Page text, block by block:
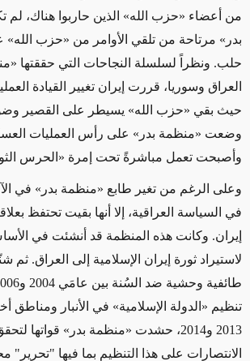
من أعضاء «حزب الله» الذين حاربوا هناك،
بدر» مرتاحة من تلقي الأوامر من «حزب الله»
حلب. ونظراً لسلسلة النجاحات التي حققتها
العراق وسوريا، قررت إيران تغيير القيادة
حيث بقي «حزب الله» يسيطر على القصير
وضعت «منظمة بدر» على رأس العمليات
وأصبحت تعمل مباشرةً تحت إمرة «الحرس
وعلى الرغم من تغير طابع «منظمة بدر» في
في السياسة العراقية، إلا أنها بقيت تحتفظ
لاستيراد ثورة إيران الإسلامية إلى العراق. ثم
تنظيم «الدولة الإسلامية» في الأنبار ومناطق
2013 و2014، حشدت «منظمة بدر» قواتها
الانتصارات على هذا التنظيم بما فيها